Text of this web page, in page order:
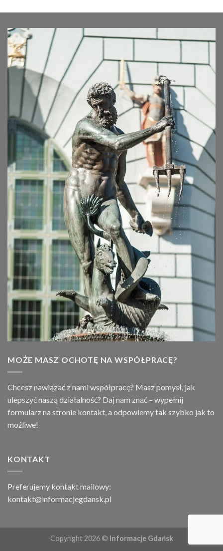
MOŻE MASZ OCHOTĘ NA WSPÓŁPRACĘ?
Chcesz nawiązać z nami współpracę? Masz pomysł, jak
ulepszyć naszą działalność? Daj nam znać – wypełnij
formularz na stronie kontakt , a odpowiemy tak szybko jak to
możliwe!
KONTAKT
Preferujemy kontakt mailowy:
kontakt@informacjegdansk.pl
Copyright 2026 © Informacje Gdańsk